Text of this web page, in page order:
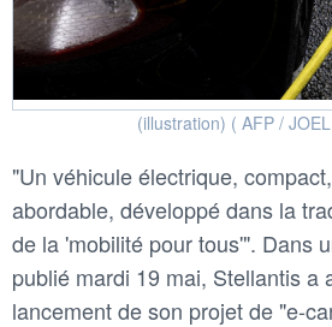
(illustration) ( AFP /
"Un véhicule électrique,
abordable, développé dans la
de la 'mobilité pour tous'". Dans
publié mardi 19 mai, Stellantis a
lancement de son projet de "e-